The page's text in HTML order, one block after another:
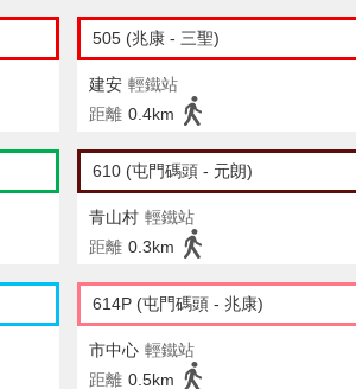
505 (兆康 - 三聖)
建安 輕鐵站
距離 0.4km
610 (屯門碼頭 - 元朗)
青山村 輕鐵站
距離 0.3km
614P (屯門碼頭 - 兆康)
市中心 輕鐵站
距離 0.5km